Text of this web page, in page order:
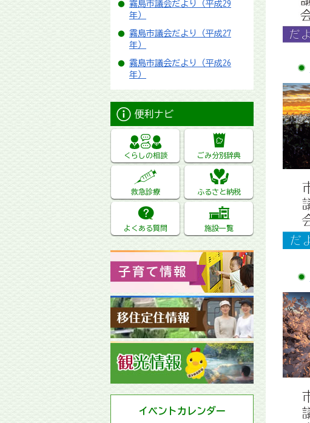
霧島市議会だより（平成29
年）
霧島市議会だより（平成27
年）
霧島市議会だより（平成26
年）
便利ナビ
くらしの相談 ごみ分別辞典
救急診療 ふるさと納税
よくある質問 施設一覧
イベントカレンダー